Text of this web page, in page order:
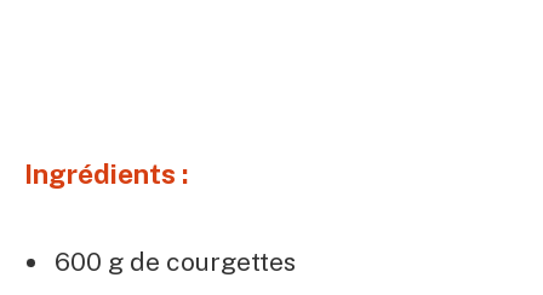
Ingrédients :
600 g de courgettes